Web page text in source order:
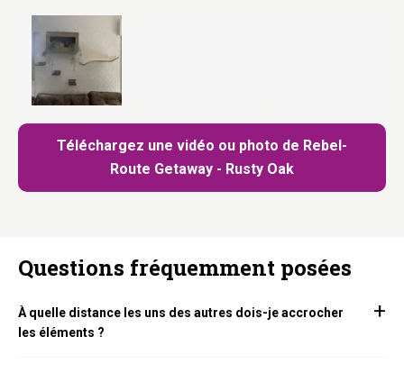
Téléchargez une vidéo ou photo de Rebel-
Route Getaway - Rusty Oak
Questions fréquemment posées
À quelle distance les uns des autres dois-je accrocher
les éléments ?